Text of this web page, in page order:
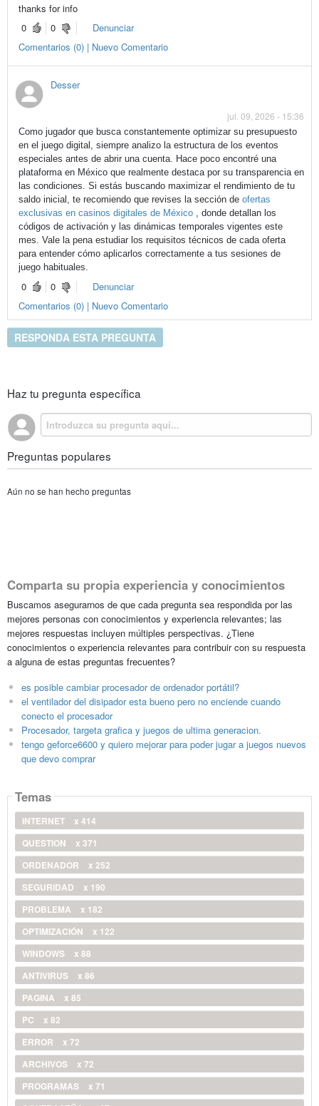
thanks for info
0
0
Denunciar
Comentarios (0) | Nuevo Comentario
Desser
jul. 09, 2026 - 15:36
Como jugador que busca constantemente optimizar su presupuesto
en el juego digital, siempre analizo la estructura de los eventos
especiales antes de abrir una cuenta. Hace poco encontré una
plataforma en México que realmente destaca por su transparencia en
las condiciones. Si estás buscando maximizar el rendimiento de tu
saldo inicial, te recomiendo que revises la sección de ofertas
exclusivas en casinos digitales de México, donde detallan los
códigos de activación y las dinámicas temporales vigentes este
mes. Vale la pena estudiar los requisitos técnicos de cada oferta
para entender cómo aplicarlos correctamente a tus sesiones de
juego habituales.
0 0
Denunciar
Comentarios (0) | Nuevo Comentario
RESPONDA ESTA PREGUNTA
Haz tu pregunta específica
Preguntas populares
Aún no se han hecho preguntas
Comparta su propia experiencia y conocimientos
Buscamos asegurarnos de que cada pregunta sea respondida por las
mejores personas con conocimientos y experiencia relevantes; las
mejores respuestas incluyen múltiples perspectivas. ¿Tiene
conocimientos o experiencia relevantes para contribuir con su respuesta
a alguna de estas preguntas frecuentes?
es posible cambiar procesador de ordenador portátil?
el ventilador del disipador esta bueno pero no enciende cuando
conecto el procesador
Procesador, targeta grafica y juegos de ultima generacion.
tengo geforce6600 y quiero mejorar para poder jugar a juegos nuevos
que devo comprar
Temas
INTERNET
x 414
QUESTION
x 371
ORDENADOR
x 252
SEGURIDAD
x 190
PROBLEMA
x 182
OPTIMIZACIÓN
x 122
WINDOWS
x 88
ANTIVIRUS
x 86
PAGINA
x 85
PC
x 82
ERROR
x 72
ARCHIVOS
x 72
PROGRAMAS
x 71